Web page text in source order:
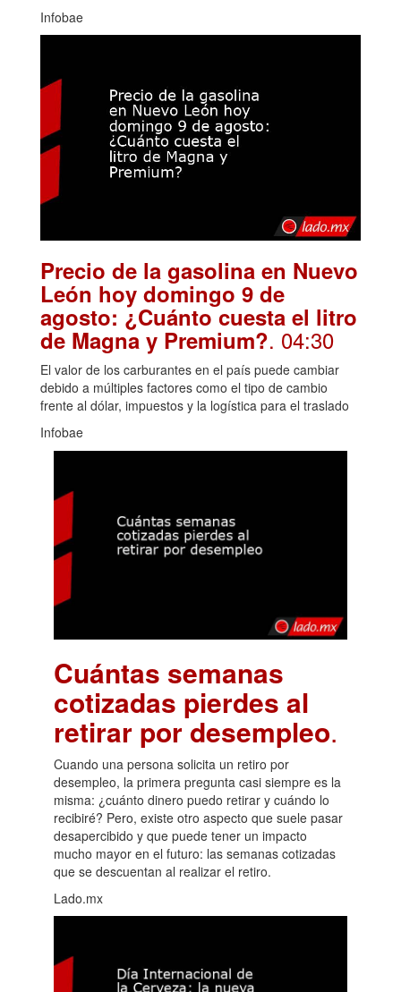
Infobae
Precio de la gasolina en Nuevo
León hoy domingo 9 de
agosto: ¿Cuánto cuesta el litro
de Magna y Premium?. 04:30
El valor de los carburantes en el país puede cambiar
debido a múltiples factores como el tipo de cambio
frente al dólar, impuestos y la logística para el traslado
Infobae
Cuántas semanas
cotizadas pierdes al
retirar por desempleo.
Cuando una persona solicita un retiro por
desempleo, la primera pregunta casi siempre es la
misma: ¿cuánto dinero puedo retirar y cuándo lo
recibiré? Pero, existe otro aspecto que suele pasar
desapercibido y que puede tener un impacto
mucho mayor en el futuro: las semanas cotizadas
que se descuentan al realizar el retiro.
Lado.mx